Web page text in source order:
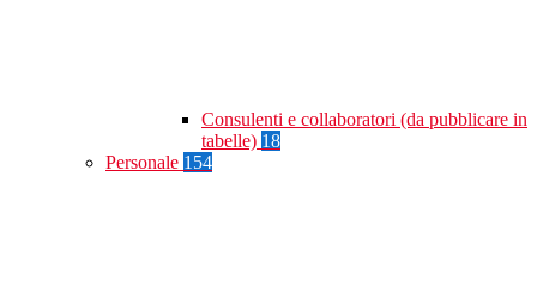
Consulenti e collaboratori (da pubblicare in
tabelle) 18
Personale 154